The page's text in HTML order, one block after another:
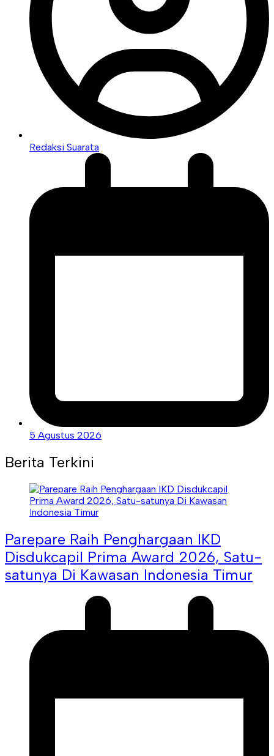
Redaksi Suarata
5 Agustus 2026
Berita Terkini
Parepare Raih Penghargaan IKD
Disdukcapil Prima Award 2026, Satu-
satunya Di Kawasan Indonesia Timur